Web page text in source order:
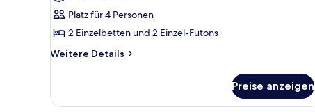
(Japanese
Style,
No
Pets
Platz für 4 Personen
2 Einzelbetten und 2 Einzel-Futons
Weitere Details
Weitere
Zimmer,
Preise anzeigen